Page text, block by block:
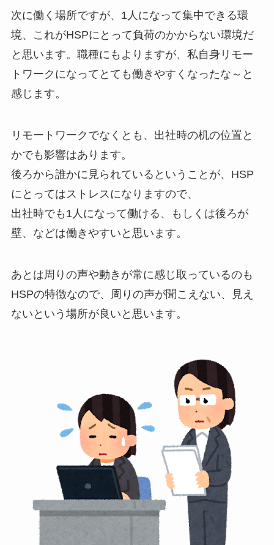
次に働く場所ですが、1人になって集中できる環
境、これがHSPにとって負荷のかからない環境だ
と思います。職種にもよりますが、私自身リモー
トワークになってとても働きやすくなったな～と
感じます。
リモートワークでなくとも、出社時の机の位置と
かでも影響はあります。
後ろから誰かに見られているということが、HSP
にとってはストレスになりますので、
出社時でも1人になって働ける、もしくは後ろが
壁、などは働きやすいと思います。
あとは周りの声や動きが常に感じ取っているのも
HSPの特徴なので、周りの声が聞こえない、見え
ないという場所が良いと思います。